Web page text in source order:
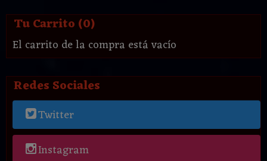
Tu Carrito (0)
El carrito de la compra está vacío
Redes Sociales
Twitter
Instagram